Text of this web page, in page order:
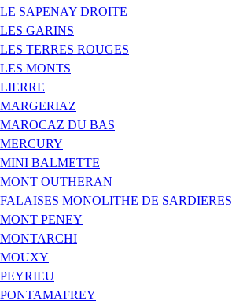
LE SAPENAY DROITE
LES GARINS
LES TERRES ROUGES
LES MONTS
LIERRE
MARGERIAZ
MAROCAZ DU BAS
MERCURY
MINI BALMETTE
MONT OUTHERAN
FALAISES MONOLITHE DE SARDIERES
MONT PENEY
MONTARCHI
MOUXY
PEYRIEU
PONTAMAFREY